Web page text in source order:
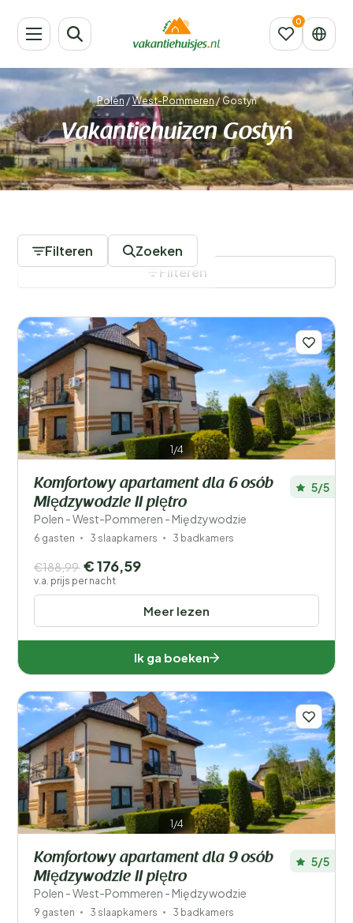
Polen / West-Pommeren/ Gostyń
Vakantiehuizen Gostyń
Filteren Zoeken
Je vakantie
Kies reisdata en je gezelschap
Wanneer?
Afstand 1
Prijs
Ligging
Kinderen
Type vakantiehuisje
Populaire filters
Filters opslaan
Filteren
1/4
Komfortowy apartament dla 6 osób
Międzywodzie II piętro
Polen - West-Pommeren - Międzywodzie
5/5
6 gasten 3 slaapkamers 3 badkamers
Meer lezen
€188,99 € 176,59
v.a. prijs per nacht
Ik ga boeken
1/4
Komfortowy apartament dla 9 osób
Międzywodzie II piętro
Polen - West-Pommeren - Międzywodzie
5/5
9 gasten 3 slaapkamers 3 badkamers